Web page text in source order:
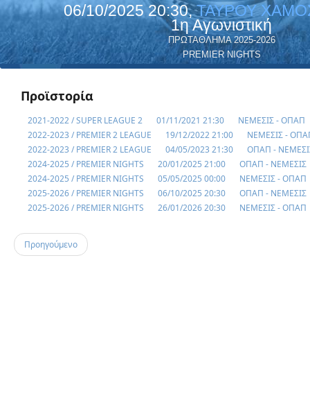
06/10/2025 20:30,ΤΑΥΡΟΥ
1η Αγωνιστική
ΠΡΩΤΑΘΛΗΜΑ 2025-2026
PREMIER NIGHTS
Προϊστορία
2021-2022 / SUPER LEAGUE 2 01/11/2021 21:30
ΝΕΜΕΣΙΣ - ΟΠΑΠ
2022-2023 / PREMIER 2 LEAGUE
19/12/2022 21:00
ΝΕΜΕΣΙΣ -
2022-2023 / PREMIER 2 LEAGUE
04/05/2023 21:30
ΟΠΑΠ -
2024-2025 / PREMIER NIGHTS
20/01/2025 21:00
ΟΠΑΠ - ΝΕΜΕΣΙΣ
2024-2025 / PREMIER NIGHTS
05/05/2025 00:00
ΝΕΜΕΣΙΣ - ΟΠΑΠ
2025-2026 / PREMIER NIGHTS
06/10/2025 20:30
ΟΠΑΠ - ΝΕΜΕΣΙΣ
2025-2026 / PREMIER NIGHTS
26/01/2026 20:30 ΝΕΜΕΣΙΣ - ΟΠΑΠ
Προηγούμενο